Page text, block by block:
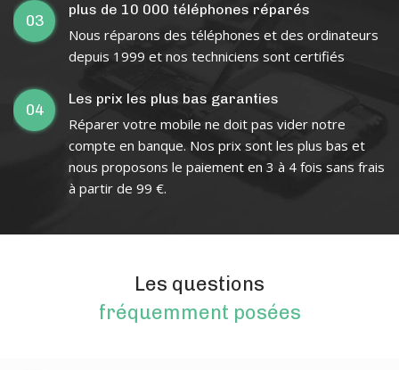
03
plus de 10 000 téléphones réparés
Nous réparons des téléphones et des ordinateurs
depuis 1999 et nos techniciens sont certifiés
04
Les prix les plus bas garanties
Réparer votre mobile ne doit pas vider notre
compte en banque. Nos prix sont les plus bas et
nous proposons le paiement en 3 à 4 fois sans frais
à partir de 99 €.
Les questions
fréquemment posées